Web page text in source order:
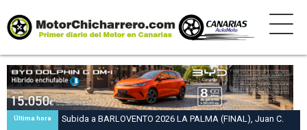
Última hora
Subida a BARLOVENTO 2026 LA PALMA (FINAL), Juan C.